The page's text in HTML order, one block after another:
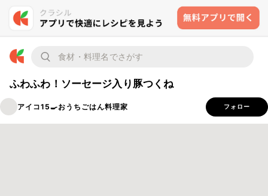
ふわふわ！ソーセージ入り豚つくね
アイコ15🍳おうちごはん料理家 フォロー